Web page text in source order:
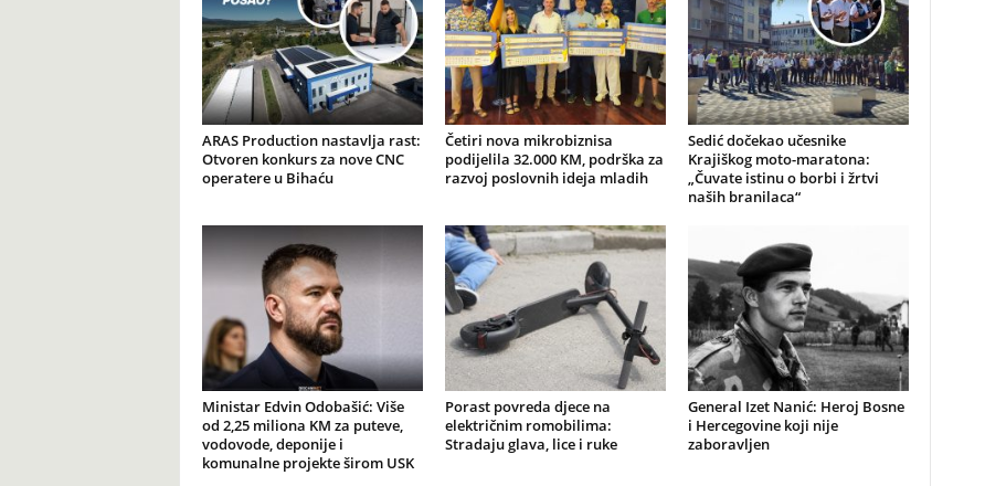
ARAS Production nastavlja rast:
Otvoren konkurs za nove CNC
operatere u Bihaću
Četiri nova mikrobiznisa
podijelila 32.000 KM, podrška za
razvoj poslovnih ideja mladih
Sedić dočekao učesnike
Krajiškog moto-maratona:
„Čuvate istinu o borbi i žrtvi
naših branilaca“
Ministar Edvin Odobašić: Više
od 2,25 miliona KM za puteve,
vodovode, deponije i
komunalne projekte širom USK
Porast povreda djece na
električnim romobilima:
Stradaju glava, lice i ruke
General Izet Nanić: Heroj Bosne
i Hercegovine koji nije
zaboravljen